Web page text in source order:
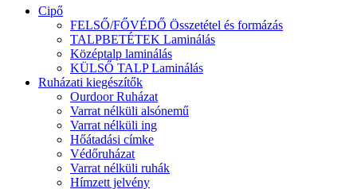
Cipő
FELSŐ/FŐVÉDŐ Összetétel és formázás
TALPBETÉTEK Laminálás
Középtalp laminálás
KÜLSŐ TALP Laminálás
Ruházati kiegészítők
Ourdoor Ruházat
Varrat nélküli alsónemű
Varrat nélküli ing
Hőátadási címke
Védőruházat
Varrat nélküli ruhák
Hímzett jelvény